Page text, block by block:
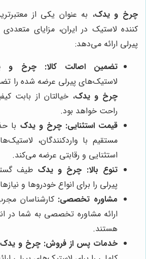
چرخ و یدک، به عنوان یکی از
کننده لاستیک در ایران، مزایای
پیرلی ارائه می‌دهد:
تضمین اصالت کالا:
چرخ و
لاستیک‌های پیرلی عرضه شده را
چرخ و یدک، خیالتان از بابت
راحت خواهد بود.
قیمت استثنایی: چرخ و یدک با
مستقیم با واردکنندگان،
استثنایی و رقابتی عرضه می‌کند.
تنوع بالا: چرخ و یدک طیف
پیرلی را برای انواع خودروها و
مشاوره تخصصی: کارشناسان
ارائه مشاوره تخصصی به شما در
هستند.
خدمات پس از فروش: چرخ و یدک